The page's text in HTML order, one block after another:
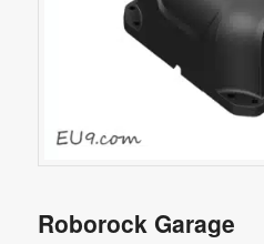
Roborock Garage